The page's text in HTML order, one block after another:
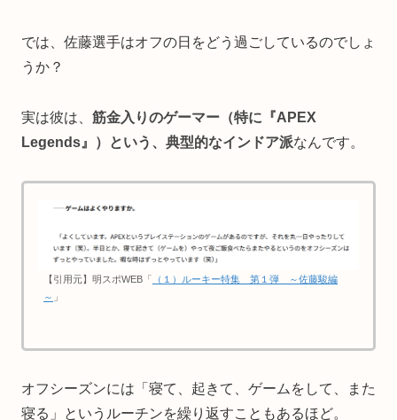
では、佐藤選手はオフの日をどう過ごしているのでしょ
うか？
実は彼は、 筋金入りのゲーマー（特に『APEX
Legends』）という、典型的なインドア派なんです。
【引用元】明スポWEB「
（１）ルーキー特集 第１弾 ～佐藤駿編
～ 」
オフシーズンには「寝て、起きて、ゲームをして、また
寝る」というルーチンを繰り返すこともあるほど。